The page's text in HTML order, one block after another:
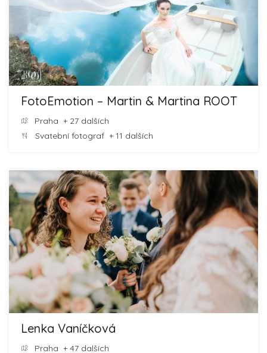
FotoEmotion – Martin & Martina ROOT
Praha + 27 dalších
Svatební fotograf + 11 dalších
Lenka Vaníčková
Praha + 47 dalších